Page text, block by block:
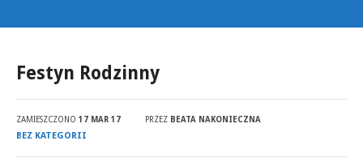
Festyn Rodzinny
ZAMIESZCZONO 17 MAR 17 PRZEZ BEATA NAKONIECZNA
BEZ KATEGORII